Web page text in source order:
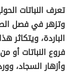
تعرف النباتات
وتزهر في فصل
الباردة، ويتكاثر
فروع النباتات أو
وأزهار السجاد،